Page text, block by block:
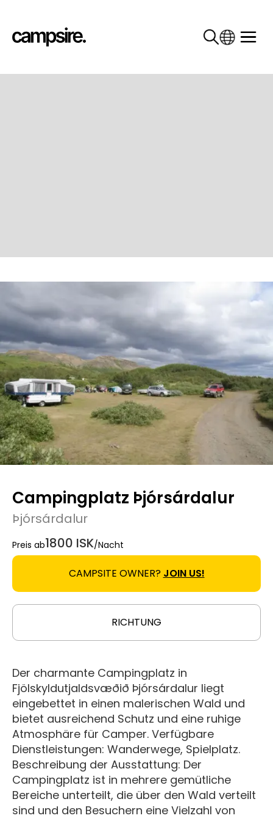
Campingplatz Þjórsárdalur
Þjórsárdalur
Preis ab1800 ISK/Nacht
CAMPSITE OWNER? JOIN US!
RICHTUNG
Der charmante Campingplatz in
Fjölskyldutjaldsvæðið Þjórsárdalur liegt
eingebettet in einen malerischen Wald und
bietet ausreichend Schutz und eine ruhige
Atmosphäre für Camper. Verfügbare
Dienstleistungen: Wanderwege, Spielplatz.
Beschreibung der Ausstattung: Der
Campingplatz ist in mehrere gemütliche
Bereiche unterteilt, die über den Wald verteilt
sind und den Besuchern eine Vielzahl von